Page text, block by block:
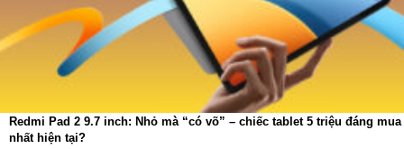
Redmi Pad 2 9.7 inch: Nhỏ mà “có võ” – chiếc tablet 5 triệu đáng mua
nhất hiện tại?